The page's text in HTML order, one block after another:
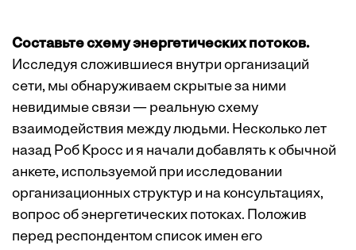
Составьте схему энергетических потоков.
Исследуя сложившиеся внутри организаций
сети, мы обнаруживаем скрытые за ними
невидимые связи — реальную схему
взаимодействия между людьми. Несколько лет
назад Роб Кросс и я начали добавлять к обычной
анкете, используемой при исследовании
организационных структур и на консультациях,
вопрос об энергетических потоках. Положив
перед респондентом список имен его